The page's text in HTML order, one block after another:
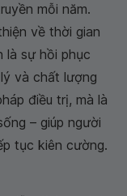
mỗi năm.
về thời gian
là sự hồi phục
và chất lượng
điều trị, mà là
– giúp người
tục kiên cường.